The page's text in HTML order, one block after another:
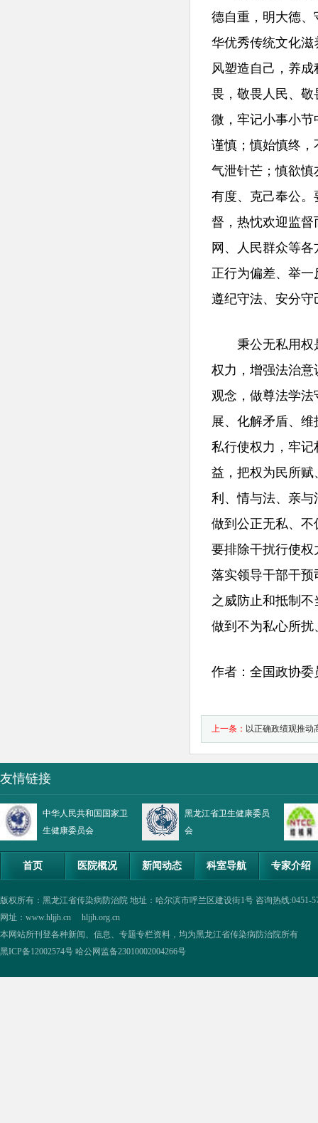
德自重，明大德
华优秀传统文化
风塑造自己，养
畏，敬畏人民、
微，牢记小事小
谨慎；慎始慎终
气泄针芒；慎欲慎
有度、克己奉公
督，热忱欢迎监
网、人民群众等
正行为偏差、举
遵纪守法、安分
秉公无私用权是
权力，增强法治
观念，做尊法学
展、化解矛盾、
私行使权力，牢
益，把权为民所
利、情与法、亲
做到公正无私、
要排除干扰行使
落实领导干部干
之威防止和抵制
做到不为私心所
作者：全国政协
上一条： 以正确政绩观推动
友情链接
中华人民共和国国家卫
生健康委员会
黑龙江省卫生健康委员
会
首页 医院概况 新闻动态 科室导航 专家介绍
版权所有：黑龙江省传染病防治院 地址：哈尔滨市呼兰区建设街1号 咨询热线:0451-
网址：www.hljjh.cn hljjh.org.cn
本网站所刊登各种新闻、信息、专题专栏资料，均为黑龙江省传染病防治院所有
黑ICP备12002574号 哈公网监备23010002004266号